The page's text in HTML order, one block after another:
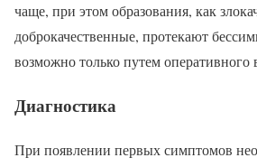
чаще, при этом образования, как
доброкачественные, протекают
возможно только путем оперативного
Диагностика
При появлении первых симптомов